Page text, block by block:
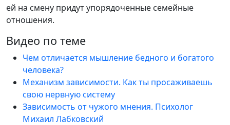
ей на смену придут упорядоченные семейные
отношения.
Видео по теме
Чем отличается мышление бедного и богатого
человека?
Механизм зависимости. Как ты просаживаешь
свою нервную систему
Зависимость от чужого мнения. Психолог
Михаил Лабковский